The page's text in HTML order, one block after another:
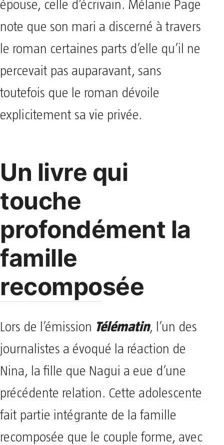
épouse, celle d’écrivain. Mélanie Page
note que son mari a discerné à travers
le roman certaines parts d’elle qu’il ne
percevait pas auparavant, sans
toutefois que le roman dévoile
explicitement sa vie privée.
Un livre qui
touche
profondément la
famille
recomposée
Lors de l’émission Télématin, l’un des
journalistes a évoqué la réaction de
Nina, la fille que Nagui a eue d’une
précédente relation. Cette adolescente
fait partie intégrante de la famille
recomposée que le couple forme, avec